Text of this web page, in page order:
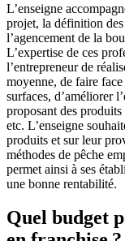
L’enseigne
projet, la définition
l’agencement de la
L’expertise de ces
l’entrepreneur de
moyenne, de faire
surfaces, d’améliorer
proposant des
etc. L’enseigne
produits et sur leur
méthodes de pêche
permet ainsi à ses
une bonne rentabilité.
Quel budget